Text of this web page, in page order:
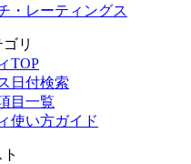
・レーティングス
リ
TOP
日付検索
目一覧
使い方ガイド